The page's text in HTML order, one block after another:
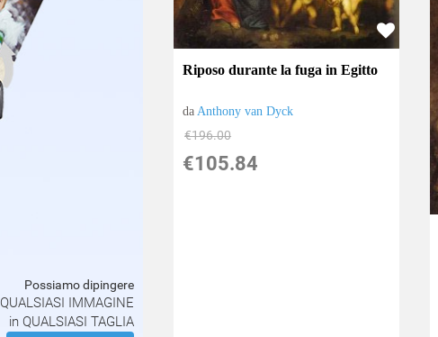
Possiamo dipingere
QUALSIASI IMMAGINE
in QUALSIASI TAGLIA
Riposo durante la fuga in Egitto
da Anthony van Dyck
€196.00
€105.84